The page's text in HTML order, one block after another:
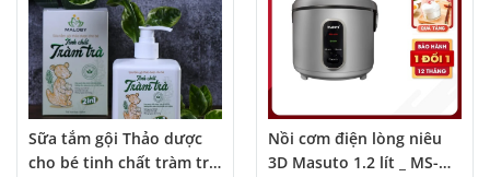
Sữa tắm gội Thảo dược
cho bé tinh chất tràm trà
Nồi cơm điện lòng niêu
3D Masuto 1.2 lít _ MS-